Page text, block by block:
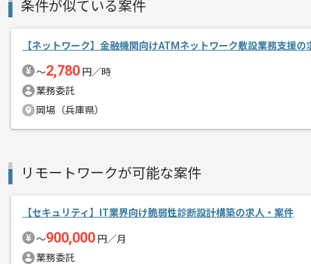
商談回数
募集人数
1人
作業開始日
2026/05/13
エージェントからのコ
メント
条件が似ている案件
【ネットワーク】金融機関向けATMネットワーク敷設業務支援の
〜2,780 円／時
業務委託
岡場（兵庫県）
リモートワークが可能な案件
【セキュリティ】IT業界向け脆弱性診断設計構築の求人・案件
〜900,000 円／月
業務委託